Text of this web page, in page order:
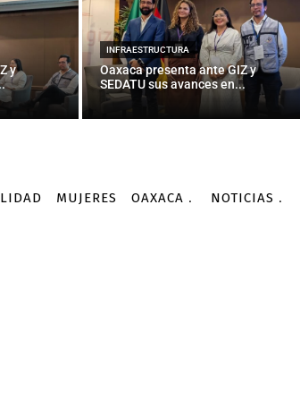
y
INFRAESTRUCTURA
Oaxaca presenta ante GIZ y
SEDATU sus avances en...
MUJERES OAXACA NOTICIAS